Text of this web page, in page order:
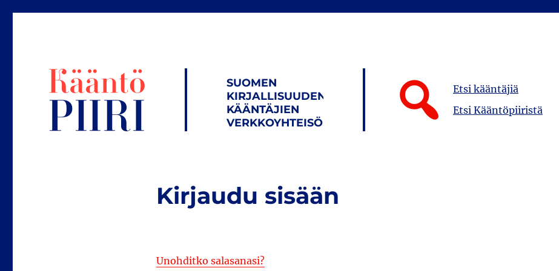
SUOMEN
KIRJALLISUUDEN
KÄÄNTÄJIEN
VERKKOYHTEISÖ
Etsi kääntäjiä
Etsi Kääntöpiiristä
Kirjaudu sisään
Unohditko salasanasi?